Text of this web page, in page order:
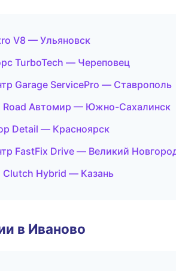
V8 — Ульяновск
TurboTech — Череповец
Garage ServicePro — Ставрополь
Road Автомир — Южно-Сахалинск
Detail — Красноярск
FastFix Drive — Великий
Clutch Hybrid — Казань
в Иваново